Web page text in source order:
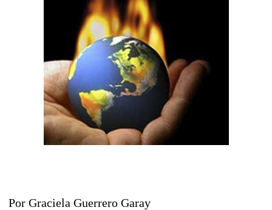
Por Graciela Guerrero Garay